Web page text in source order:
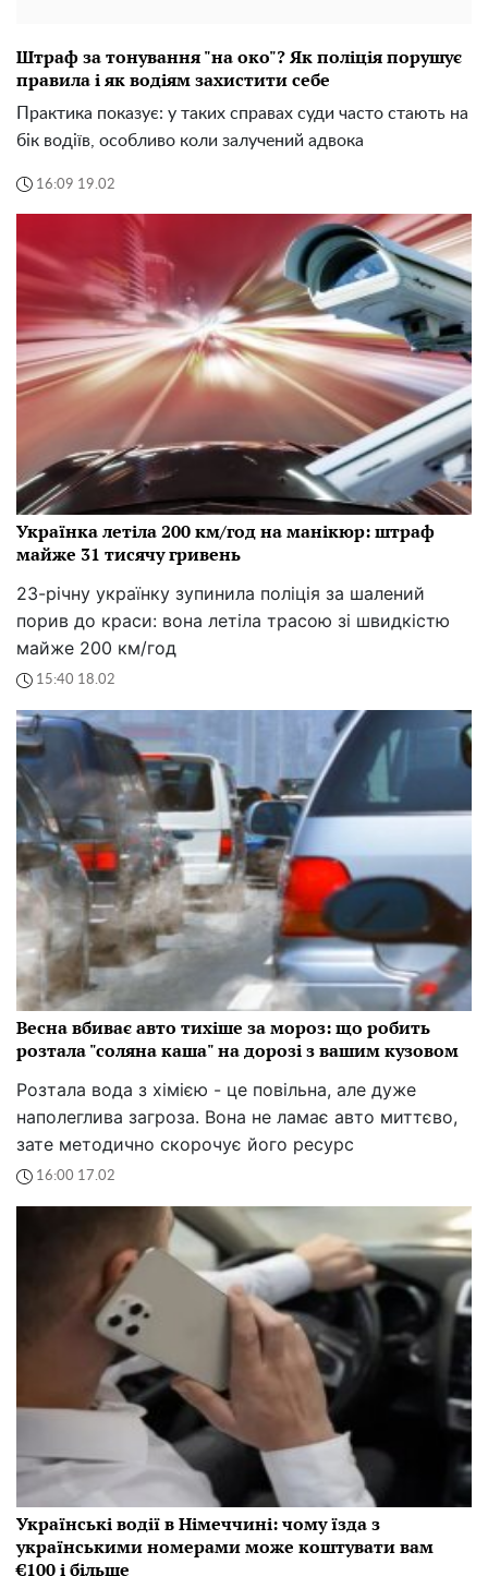
Штраф за тонування "на око"? Як поліція порушує
правила і як водіям захистити себе
Практика показує: у таких справах суди часто стають на
бік водіїв, особливо коли залучений адвока
16:09 19.02
Українка летіла 200 км/год на манікюр: штраф
майже 31 тисячу гривень
23-річну українку зупинила поліція за шалений
порив до краси: вона летіла трасою зі швидкістю
майже 200 км/год
15:40 18.02
Весна вбиває авто тихіше за мороз: що робить
розтала "соляна каша" на дорозі з вашим кузовом
Розтала вода з хімією - це повільна, але дуже
наполеглива загроза. Вона не ламає авто миттєво,
зате методично скорочує його ресурс
16:00 17.02
Українські водії в Німеччині: чому їзда з
українськими номерами може коштувати вам
€100 і більше